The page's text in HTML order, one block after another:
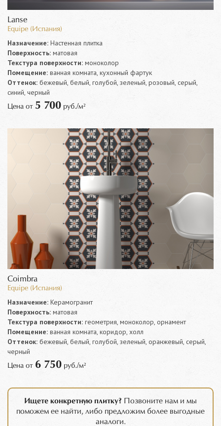
Lanse
Equipe (Испания)
Назначение: Настенная плитка
Поверхность: матовая
Текстура поверхности: моноколор
Помещение: ванная комната, кухонный фартук
Оттенок: бежевый, белый, голубой, зеленый, розовый, серый,
синий, черный
Цена от 5 700 руб./м²
Coimbra
Equipe (Испания)
Назначение: Керамогранит
Поверхность: матовая
Текстура поверхности: геометрия, моноколор, орнамент
Помещение: ванная комната, коридор, холл
Оттенок: бежевый, белый, голубой, зеленый, оранжевый, серый,
черный
Цена от 6 750 руб./м²
Ищете конкретную плитку? Позвоните нам и мы
поможем ее найти, либо предложим более выгодные
аналоги.